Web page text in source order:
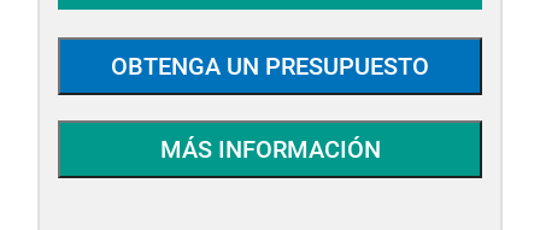
OBTENGA UN PRESUPUESTO
MÁS INFORMACIÓN